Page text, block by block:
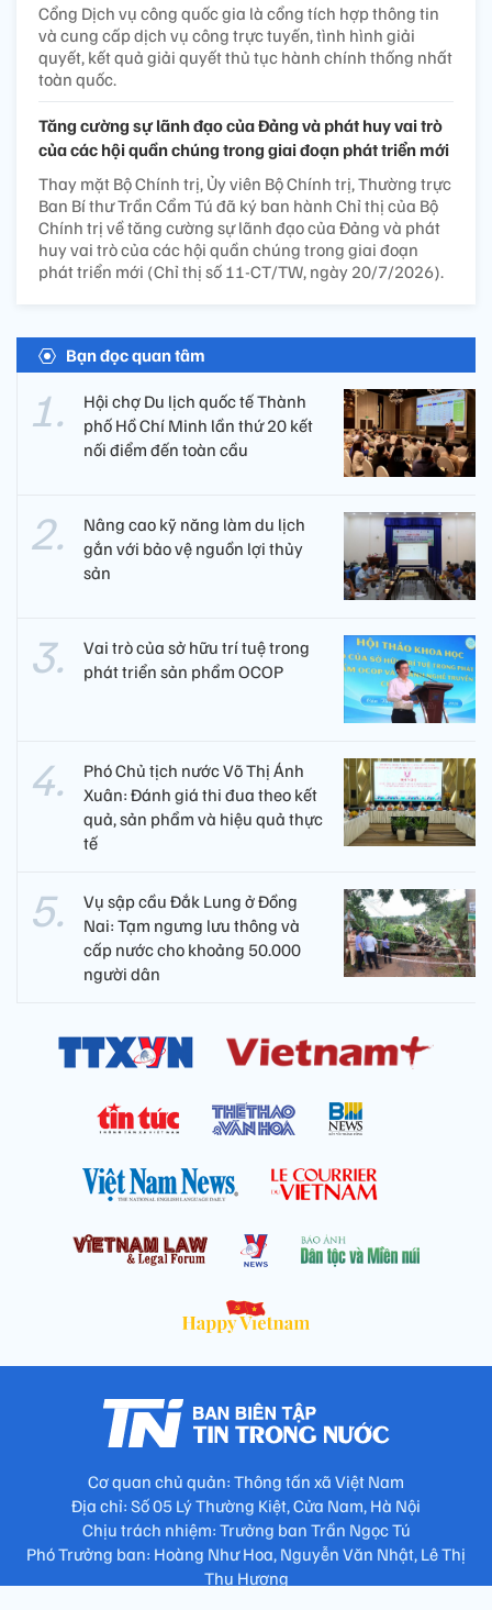
Cổng Dịch vụ công quốc gia là cổng tích hợp thông tin
và cung cấp dịch vụ công trực tuyến, tình hình giải
quyết, kết quả giải quyết thủ tục hành chính thống nhất
toàn quốc.
Tăng cường sự lãnh đạo của Đảng và phát huy vai trò
của các hội quần chúng trong giai đoạn phát triển mới
Thay mặt Bộ Chính trị, Ủy viên Bộ Chính trị, Thường trực
Ban Bí thư Trần Cẩm Tú đã ký ban hành Chỉ thị của Bộ
Chính trị về tăng cường sự lãnh đạo của Đảng và phát
huy vai trò của các hội quần chúng trong giai đoạn
phát triển mới (Chỉ thị số 11-CT/TW, ngày 20/7/2026).
Bạn đọc quan tâm
Hội chợ Du lịch quốc tế Thành
phố Hồ Chí Minh lần thứ 20 kết
nối điểm đến toàn cầu
Nâng cao kỹ năng làm du lịch
gắn với bảo vệ nguồn lợi thủy
sản
Vai trò của sở hữu trí tuệ trong
phát triển sản phẩm OCOP
Phó Chủ tịch nước Võ Thị Ánh
Xuân: Đánh giá thi đua theo kết
quả, sản phẩm và hiệu quả thực
tế
Vụ sập cầu Đắk Lung ở Đồng
Nai: Tạm ngưng lưu thông và
cấp nước cho khoảng 50.000
người dân
Cơ quan chủ quản: Thông tấn xã Việt Nam
Địa chỉ: Số 05 Lý Thường Kiệt, Cửa Nam, Hà Nội
Chịu trách nhiệm: Trưởng ban Trần Ngọc Tú
Phó Trưởng ban: Hoàng Như Hoa, Nguyễn Văn Nhật, Lê Thị
Thu Hương